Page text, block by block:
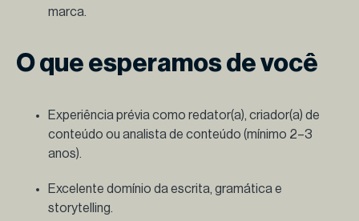
marca.
O que esperamos de você
Experiência prévia como redator(a), criador(a) de
conteúdo ou analista de conteúdo (mínimo 2–3
anos).
Excelente domínio da escrita, gramática e
storytelling.